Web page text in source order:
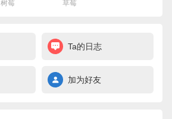
树莓 草莓
Ta的日志
加为好友